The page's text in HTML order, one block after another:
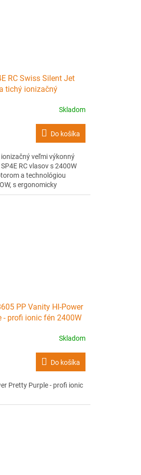
RC Swiss Silent Jet
tichý ionizačný
Skladom
Do košíka
veľmi výkonný
RC vlasov s 2400W
a technológiou
s ergonomicky
izolovaným telom
PP Vanity HI-Power
- profi ionic fén 2400W
Skladom
Do košíka
Pretty Purple - profi ionic